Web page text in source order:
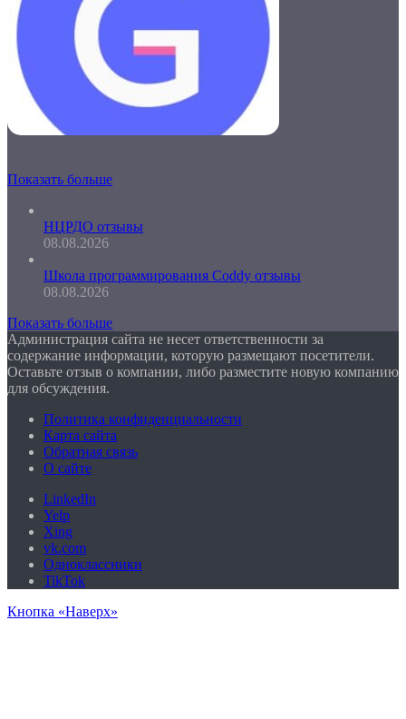
Показать больше
НЦРДО отзывы
08.08.2026
Школа программирования Coddy отзывы
08.08.2026
Показать больше
Администрация сайта не несет ответственности за
содержание информации, которую размещают посетители.
Оставьте отзыв о компании, либо разместите новую компанию
для обсуждения.
Политика конфиденциальности
Карта сайта
Обратная связь
О сайте
LinkedIn
Yelp
Xing
vk.com
Одноклассники
TikTok
Кнопка «Наверх»